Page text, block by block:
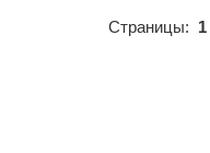
Страницы: 1